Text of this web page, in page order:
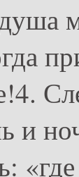
и